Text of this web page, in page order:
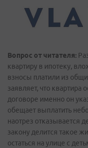
Вопрос от читателя:
квартиру в ипотеку,
взносы платили из
заявляет, что квартира
договоре именно он
обещает выплатить
наотрез отказывается
закону делится такое
остаться на улице с